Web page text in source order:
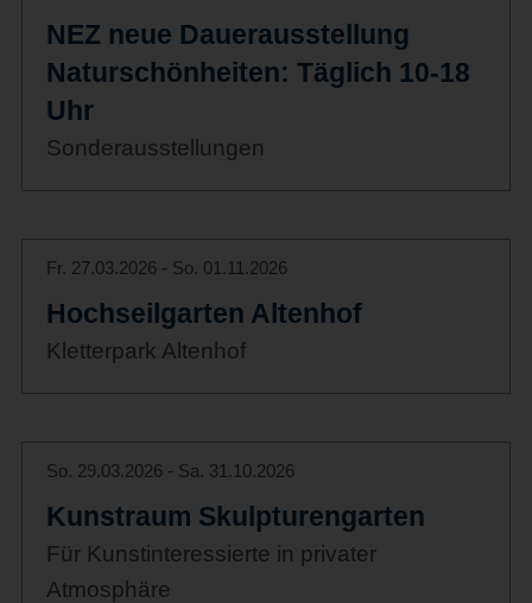
NEZ neue Dauerausstellung
Naturschönheiten: Täglich 10-18
Uhr
Sonderausstellungen
Fr. 27.03.2026 - So. 01.11.2026
Hochseilgarten Altenhof
Kletterpark Altenhof
So. 29.03.2026 - Sa. 31.10.2026
Kunstraum Skulpturengarten
Für Kunstinteressierte in privater
Atmosphäre